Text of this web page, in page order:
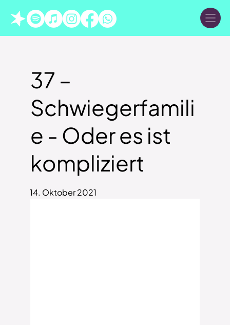
37 –
Schwiegerfamili
e - Oder es ist
kompliziert
14. Oktober 2021